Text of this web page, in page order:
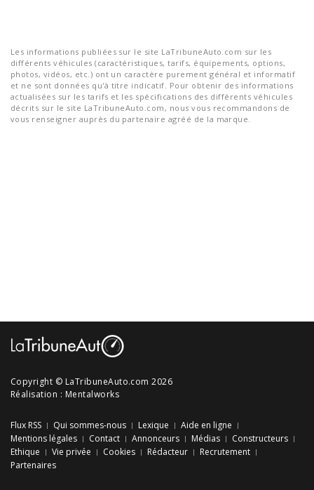
Les informations publiées sur le site LaTribuneAuto.com sur les
différents véhicules (caractéristiques, tarifs, équipements, options,
photos, vidéos, etc.) ont un caractère purement général et informatif
et ne sont données qu'à titre indicatif. Pour obtenir des informations
actualisées sur les tarifs et les spécifications des différents véhicules
décrits sur le site LaTribuneAuto.com, nous vous recommandons de
vous renseigner auprès du partenaire agréé de la marque.
Copyright © LaTribuneAuto.com 2026
Réalisation : Mentalworks
Flux RSS Qui sommes-nous Lexique
Aide en ligne
Mentions légales
Contact Annonceurs Médias
Constructeurs
Ethique
Vie privée Cookies Rédacteur
Recrutement
Partenaires